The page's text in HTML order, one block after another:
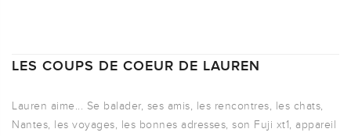
LES COUPS DE COEUR DE LAUREN
Lauren aime... Se balader, ses amis, les rencontres, les chats,
Nantes, les voyages, les bonnes adresses, son Fuji xt1, appareil